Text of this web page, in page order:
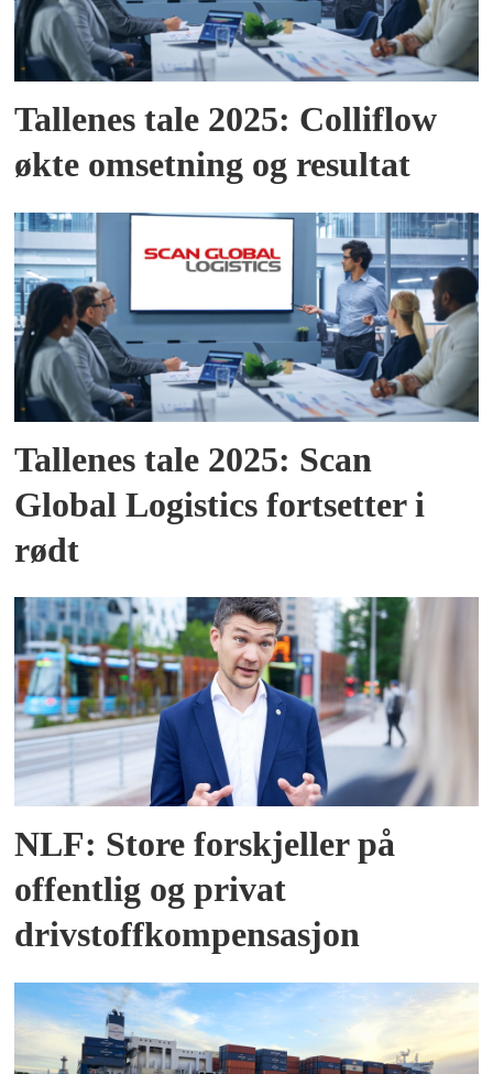
Tallenes tale 2025: Colliflow
økte omsetning og resultat
Tallenes tale 2025: Scan
Global Logistics fortsetter i
rødt
NLF: Store forskjeller på
offentlig og privat
drivstoffkompensasjon